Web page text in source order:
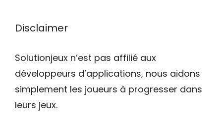
Disclaimer
Solutionjeux n’est pas affilié aux
développeurs d’applications, nous aidons
simplement les joueurs à progresser dans
leurs jeux.